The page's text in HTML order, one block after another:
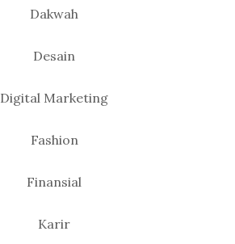
Dakwah
Desain
Digital Marketing
Fashion
Finansial
Karir